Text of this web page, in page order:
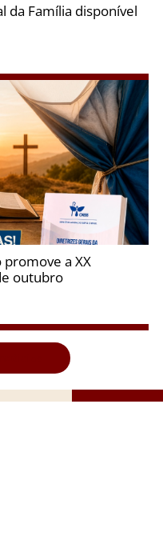
da Família disponível
a XX
outubro